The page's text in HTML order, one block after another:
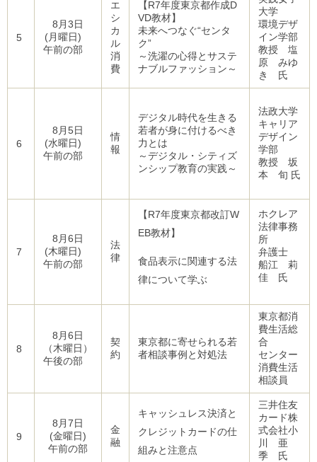
5
8月3日
(月曜日)
午前の部
エ
シ
カ
ル
消
費
【R7年度東京都作成D
VD教材】
未来へつなぐ“センタ
ク”
～洗濯の心得とサステ
ナブルファッション～
大学
環境デザ
イン学部
教授 塩
原 みゆ
き 氏
6
8月5日
(水曜日)
午前の部
情
報
デジタル時代を生きる
若者が身に付けるべき
力とは
～デジタル・シティズ
ンシップ教育の実践～
法政大学
キャリア
デザイン
学部
教授 坂
本 旬 氏
7
8月6日
(木曜日)
午前の部
法
律
【R7年度東京都改訂W
EB教材】
食品表示に関連する法
律について学ぶ
ホクレア
法律事務
所
弁護士
船江 莉
佳 氏
8
8月6日
（木曜日）
午後の部
契
約
東京都に寄せられる若
者相談事例と対処法
東京都消
費生活総
合
センター
消費生活
相談員
9
8月7日
(金曜日)
午前の部
金
融
キャッシュレス決済と
クレジットカードの仕
組みと注意点
三井住友
カード株
式会社小
川 亜
季 氏